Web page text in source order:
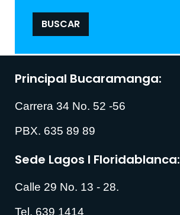
BUSCAR
Principal Bucaramanga:
Carrera 34 No. 52 -56
PBX. 635 89 89
Sede Lagos I Floridablanca:
Calle 29 No. 13 - 28.
Tel. 639 1414